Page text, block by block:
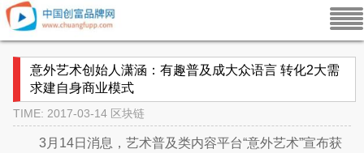
意外艺术创始人潇涵：有趣普及成大众语言 转化2大需
求建自身商业模式
TIME: 2017-03-14 区块链
3月14日消息，艺术普及类内容平台“意外艺术”宣布获